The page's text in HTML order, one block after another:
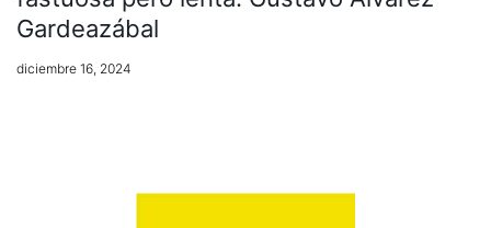
Gardeazábal
diciembre 16, 2024